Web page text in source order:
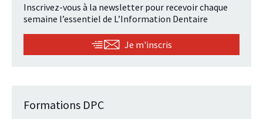
Inscrivez-vous à la newsletter pour recevoir chaque
semaine l’essentiel de L’Information Dentaire
Je m'inscris
Formations DPC